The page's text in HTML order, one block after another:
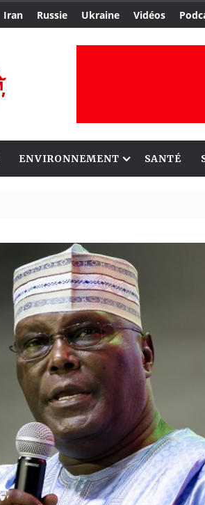
Iran Russie Ukraine Vidéos
ENVIRONNEMENT SANTÉ